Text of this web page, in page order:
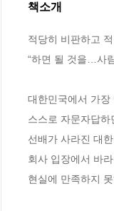
책소개
적당히 비판하고
“하면 될 것을…사
대한민국에서 가
스스로 자문자답
선배가 사라진 대
회사 입장에서 바
현실에 만족하지